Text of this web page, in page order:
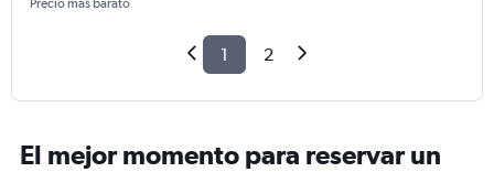
Precio más barato
1 2
El mejor momento para reservar un